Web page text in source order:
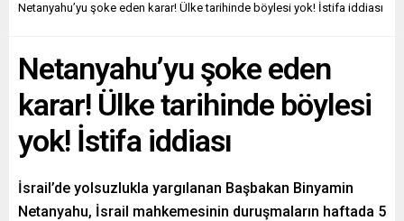
Netanyahu’yu şoke eden karar! Ülke tarihinde böylesi yok! İstifa iddiası
Netanyahu’yu şoke eden
karar! Ülke tarihinde böylesi
yok! İstifa iddiası
İsrail’de yolsuzlukla yargılanan Başbakan Binyamin
Netanyahu, İsrail mahkemesinin duruşmaların haftada 5